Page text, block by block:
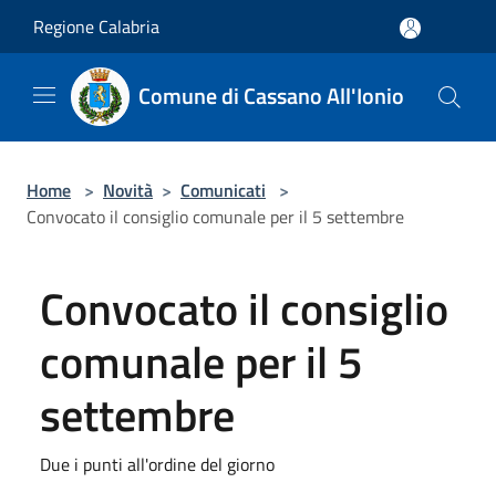
Regione Calabria
Comune di Cassano All'Ionio
Home > Novità > Comunicati >
Convocato il consiglio comunale per il 5 settembre
Convocato il consiglio
comunale per il 5
settembre
Due i punti all'ordine del giorno